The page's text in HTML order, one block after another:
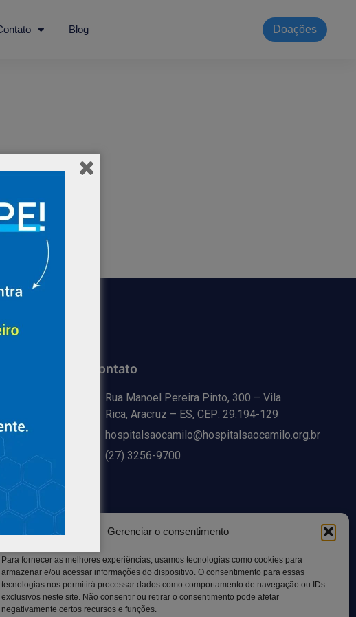
Gerenciar o consentimento
Para fornecer as melhores experiências, usamos tecnologias como cookies para
armazenar e/ou acessar informações do dispositivo. O consentimento para essas
tecnologias nos permitirá processar dados como comportamento de navegação ou IDs
exclusivos neste site. Não consentir ou retirar o consentimento pode afetar
negativamente certos recursos e funções.
Blog Doações
da
Contato
Rua Manoel Pereira Pinto, 300 – Vila
Rica, Aracruz – ES, CEP: 29.194-129
hospitalsaocamilo@hospitalsaocamilo.org.br
(27) 3256-9700
Copyright © BhD Comunicacao, All rights reserved.